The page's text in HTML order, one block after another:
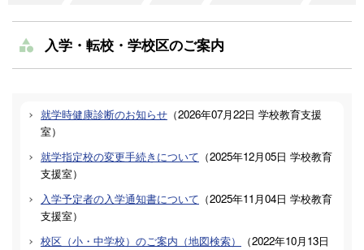
入学・転校・学校区のご案内
就学時健康診断のお知らせ （2026年07月22日 学校教育支援
室）
就学指定校の変更手続きについて （2025年12月05日 学校教育
支援室）
入学予定者の入学通知書について （2025年11月04日 学校教育
支援室）
校区（小・中学校）のご案内（地図検索）
（2022年10月13日